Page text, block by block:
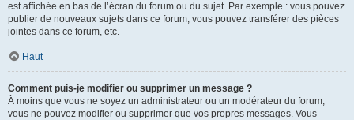
est affichée en bas de l’écran du forum ou du sujet. Par exemple : vous pouvez
publier de nouveaux sujets dans ce forum, vous pouvez transférer des pièces
jointes dans ce forum, etc.
Haut
Comment puis-je modifier ou supprimer un message ?
À moins que vous ne soyez un administrateur ou un modérateur du forum,
vous ne pouvez modifier ou supprimer que vos propres messages. Vous